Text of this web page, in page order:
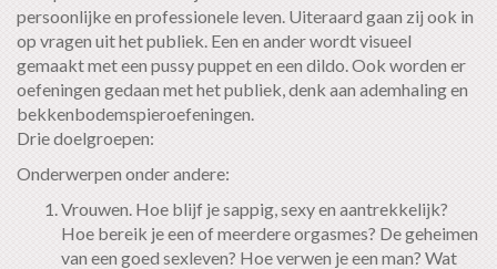
persoonlijke en professionele leven. Uiteraard gaan zij ook in
op vragen uit het publiek. Een en ander wordt visueel
gemaakt met een pussy puppet en een dildo. Ook worden er
oefeningen gedaan met het publiek, denk aan ademhaling en
bekkenbodemspieroefeningen.
Drie doelgroepen:
Onderwerpen onder andere:
Vrouwen. Hoe blijf je sappig, sexy en aantrekkelijk?
Hoe bereik je een of meerdere orgasmes? De geheimen
van een goed sexleven? Hoe verwen je een man? Wat